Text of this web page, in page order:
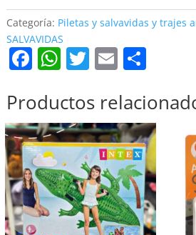
Categoría: Piletas y salvavidas y trajes
SALVAVIDAS
F
c
e
b
o
o
k
W
at
s
A
p
p
T
itt
er
E
ai
l
C
m
p
ar
tir
Productos